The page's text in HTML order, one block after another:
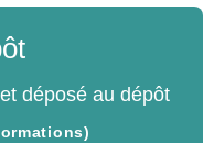
déposé au dépôt